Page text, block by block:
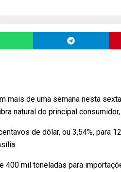
mais de uma semana nesta
natural do principal consumidor,
de dólar, ou 3,54%, para
400 mil toneladas para